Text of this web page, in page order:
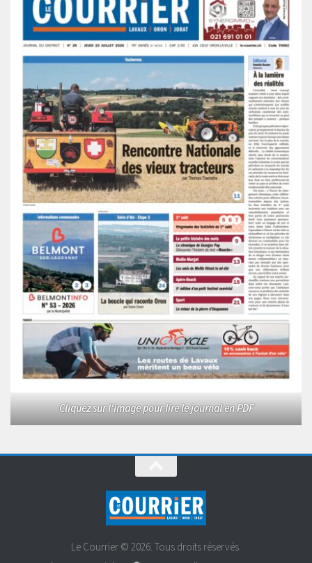
Cliquez sur l'image pour lire le journal en PDF
Le Courrier © 2026. Tous droits réservés.